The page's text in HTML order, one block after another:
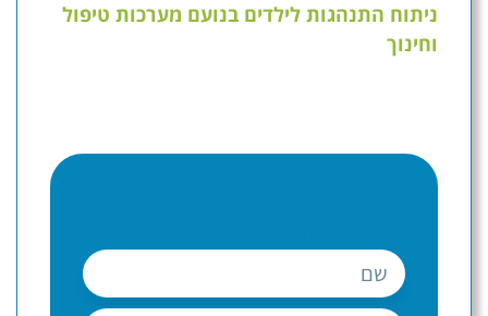
ניתוח התנהגות לילדים בנועם מערכות טיפול
וחינוך